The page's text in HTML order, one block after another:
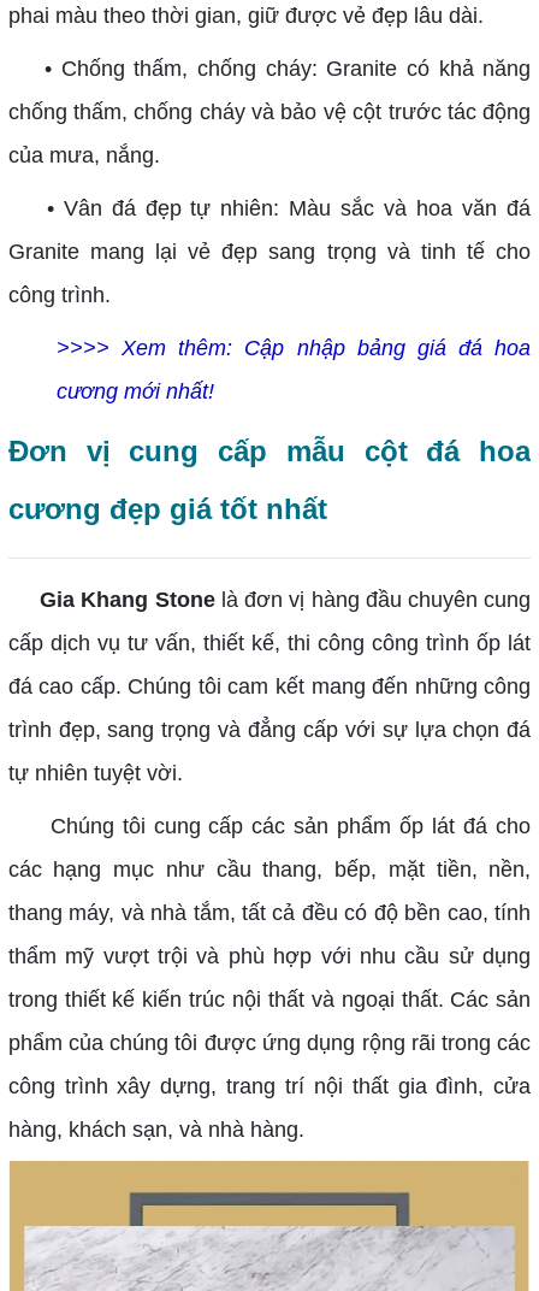
phai màu theo thời gian, giữ được vẻ đẹp lâu dài.
• Chống thấm, chống cháy: Granite có khả năng
chống thấm, chống cháy và bảo vệ cột trước tác động
của mưa, nắng.
• Vân đá đẹp tự nhiên: Màu sắc và hoa văn đá
Granite mang lại vẻ đẹp sang trọng và tinh tế cho
công trình.
>>>> Xem thêm: Cập nhập bảng giá đá hoa
cương mới nhất!
Đơn vị cung cấp mẫu cột đá hoa
cương đẹp giá tốt nhất
Gia Khang Stonelà đơn vị hàng đầu chuyên cung
cấp dịch vụ tư vấn, thiết kế, thi công công trình ốp lát
đá cao cấp. Chúng tôi cam kết mang đến những công
trình đẹp, sang trọng và đẳng cấp với sự lựa chọn đá
tự nhiên tuyệt vời.
Chúng tôi cung cấp các sản phẩm ốp lát đá cho
các hạng mục như cầu thang, bếp, mặt tiền, nền,
thang máy, và nhà tắm, tất cả đều có độ bền cao, tính
thẩm mỹ vượt trội và phù hợp với nhu cầu sử dụng
trong thiết kế kiến trúc nội thất và ngoại thất. Các sản
phẩm của chúng tôi được ứng dụng rộng rãi trong các
công trình xây dựng, trang trí nội thất gia đình, cửa
hàng, khách sạn, và nhà hàng.